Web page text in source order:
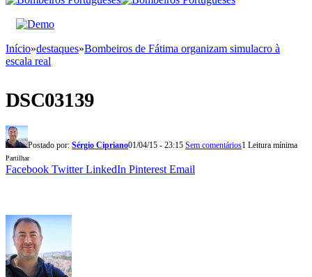
Início»destaques»Bombeiros de Fátima organizam simulacro à
escala real
DSC03139
Postado por: Sérgio Cipriano01/04/15 - 23:15 Sem comentários1 Leitura mínima
Partilhar
Facebook Twitter LinkedIn Pinterest Email